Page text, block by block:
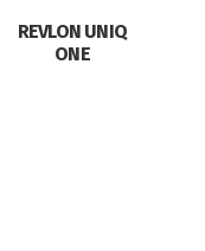
REVLON UNIQ
ONE